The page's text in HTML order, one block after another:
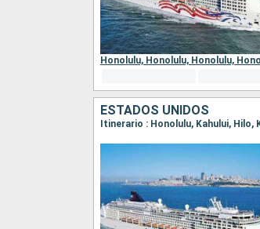
Otros puertos de embarque:
Honolulu, Honolulu, Honolulu,
ESTADOS UNIDOS
Itinerario : Honolulu, Kahului,